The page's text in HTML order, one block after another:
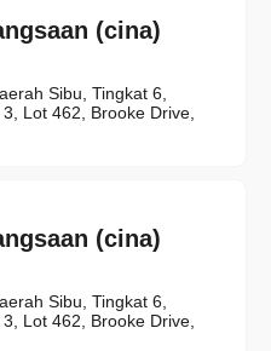
(cina)
Sibu, Tingkat 6,
Lot 462, Brooke Drive,
(cina)
Sibu, Tingkat 6,
Lot 462, Brooke Drive,